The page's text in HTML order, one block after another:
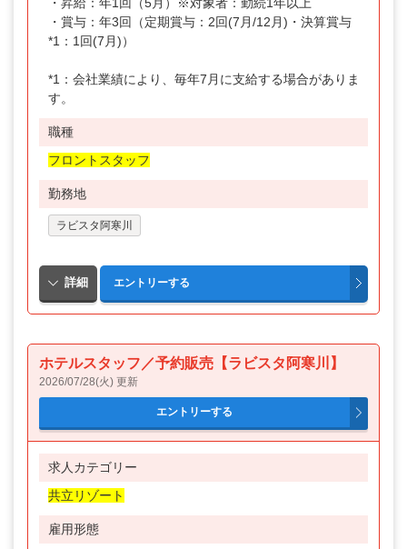
・賞与：年3回（定期賞与：2回(7月/12月)・決算賞与
*1：1回(7月)）
*1：会社業績により、毎年7月に支給する場合がありま
す。
職種
フロントスタッフ
勤務地
ラビスタ阿寒川
ホテルスタッフ／予約販売【ラビスタ阿寒川】
2026/07/28(火) 更新
求人カテゴリー
共立リゾート
雇用形態